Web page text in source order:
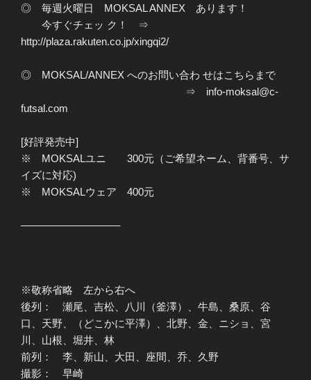
◎ 毎週火曜日 MOKSAL ANNEX あります！
今すぐチェッ ク！ ⇒
http://plaza.rakuten.co.jp/xingqi2/
◎ MOKSAL/ANNEX へのお問い合わ せはこちらまで
⇒ info-moksal@c-
futsal.com
[好評発売中]
※ MOKSALユニ 300元（ご希望ネーム、背番号、サ
イズに対応)
※ MOKSALウェア 400元
—————————–
※敬称省略 左から右へ
後列： 瀬尾、吉松、八川（釜澤）、牛島、桑原、谷
口、天野、（どこかに平澤）、北野、金、ニショ、宮
川、山根、堀井、林
前列： 李、新山、大田、座間、乔、久野
撮影： 早崎